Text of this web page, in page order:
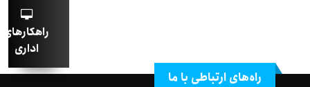
راهکارهای
اداری
راه‌های ارتباطی با ما